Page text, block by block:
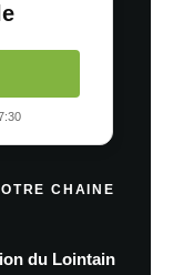
CHAINE
du Lointain